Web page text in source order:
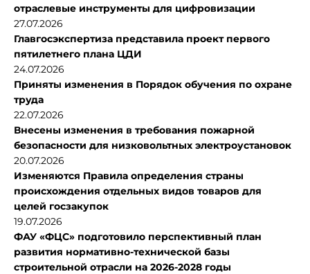
отраслевые инструменты для цифровизации
27.07.2026
Главгосэкспертиза представила проект первого
пятилетнего плана ЦДИ
24.07.2026
Приняты изменения в Порядок обучения по охране
труда
22.07.2026
Внесены изменения в требования пожарной
безопасности для низковольтных электроустановок
20.07.2026
Изменяются Правила определения страны
происхождения отдельных видов товаров для
целей госзакупок
19.07.2026
ФАУ «ФЦС» подготовило перспективный план
развития нормативно-технической базы
строительной отрасли на 2026-2028 годы